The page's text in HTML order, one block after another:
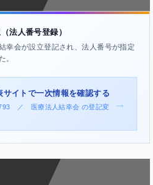
法人番号登録）
幸会が設立登記され、法人番号が指定
。
サイトで一次情報を確認する
／ 医療法人結幸会 の登記変
→